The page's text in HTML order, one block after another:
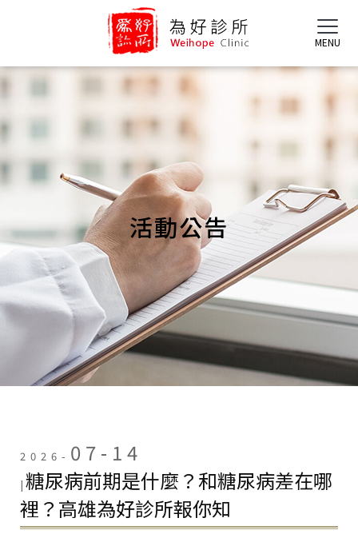
2026- 07-14
| 糖尿病前期是什麼？和糖尿病差在哪
裡？高雄為好診所報你知